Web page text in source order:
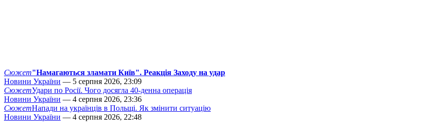
Сюжет"Намагаються зламати Київ". Реакція Заходу на удар
Новини України — 5 серпня 2026, 23:09
СюжетУдари по Росії. Чого досягла 40-денна операція
Новини України — 4 серпня 2026, 23:36
СюжетНапади на українців в Польщі. Як змінити ситуацію
Новини України — 4 серпня 2026, 22:48